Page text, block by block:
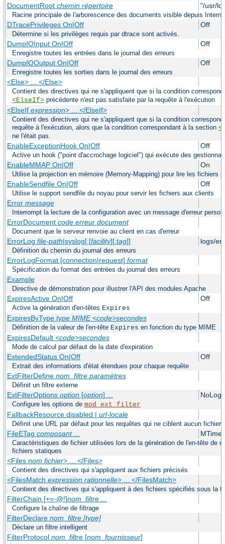
DocumentRoot chemin répertoire "/usr/
Racine principale de l'arborescence des documents visible depuis
DTracePrivileges On|Off Off
Détermine si les privilèges requis par dtrace sont activés.
DumpIOInput On|Off Off
Enregistre toutes les entrées dans le journal des erreurs
DumpIOOutput On|Off Off
Enregistre toutes les sorties dans le journal des erreurs
<Else> ... </Else>
Contient des directives qui ne s'appliquent que si la condition
<ElseIf> précédente n'est pas satisfaite par la requête à l'exécution
<ElseIf expression> ... </ElseIf>
Contient des directives qui ne s'appliquent que si la condition
requête à l'exécution, alors que la condition correspondant à la section
ne l'était pas.
EnableExceptionHook On|Off Off
Active un hook ("point d'accrochage logiciel") qui exécute des
EnableMMAP On|Off On
Utilise la projection en mémoire (Memory-Mapping) pour lire les fichiers
EnableSendfile On|Off Off
Utilise le support sendfile du noyau pour servir les fichiers aux clients
Error message
Interrompt la lecture de la configuration avec un message d'erreur
ErrorDocument code erreur document
Document que le serveur renvoie au client en cas d'erreur
ErrorLog file-path|syslog[:[facility][:tag]] logs/
Définition du chemin du journal des erreurs
ErrorLogFormat [connection|request] format
Spécification du format des entrées du journal des erreurs
Example
Directive de démonstration pour illustrer l'API des modules Apache
ExpiresActive On|Off Off
Active la génération d'en-têtes Expires
ExpiresByType type MIME <code>secondes
Définition de la valeur de l'en-tête Expires en fonction du type MIME
ExpiresDefault <code>secondes
Mode de calcul par défaut de la date d'expiration
ExtendedStatus On|Off Off
Extrait des informations d'état étendues pour chaque requête
ExtFilterDefine nom_filtre paramètres
Définit un filtre externe
ExtFilterOptions option[option] ...
Configure les options de mod_ext_filter
FallbackResource disabled | url-locale
Définit une URL par défaut pour les requêtes qui ne ciblent aucun fichier
FileETag composant... MTime
Caractéristiques de fichier utilisées lors de la génération de l'en-tête de
fichiers statiques
<Files nom fichier> ... </Files>
Contient des directives qui s'appliquent aux fichiers précisés
<FilesMatch expression rationnelle> ... </FilesMatch>
Contient des directives qui s'appliquent à des fichiers spécifiés sous la
FilterChain [+=-@!]nom_filtre
Configure la chaîne de filtrage
FilterDeclare nom_filtre [type]
Déclare un filtre intelligent
FilterProtocol nom_filtre[nom_fournisseur]